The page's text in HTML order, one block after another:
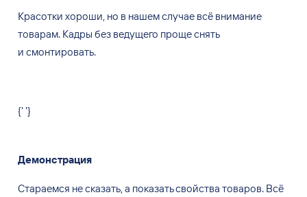
Kрасотки хороши, но в нашем случае всё внимание
товарам. Кадры без ведущего проще снять
и смонтировать.
{' '}
Демонстрация
Стараемся не сказать, а показать свойства товаров. Всё